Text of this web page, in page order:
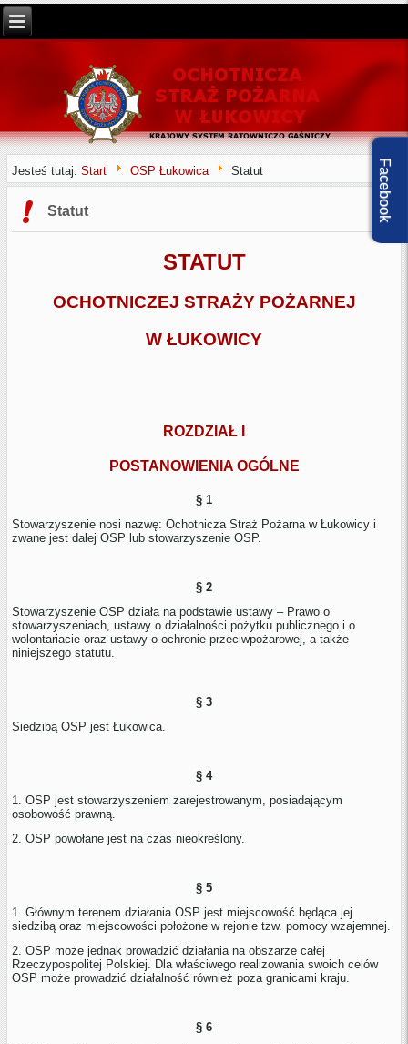
Jesteś tutaj:Start OSP Łukowica Statut
Statut
STATUT
OCHOTNICZEJ STRAŻY POŻARNEJ
W ŁUKOWICY
ROZDZIAŁ I
POSTANOWIENIA OGÓLNE
§ 1
Stowarzyszenie nosi nazwę: Ochotnicza Straż Pożarna w Łukowicy i
zwane jest dalej OSP lub stowarzyszenie OSP.
§ 2
Stowarzyszenie OSP działa na podstawie ustawy – Prawo o
stowarzyszeniach, ustawy o działalności pożytku publicznego i o
wolontariacie oraz ustawy o ochronie przeciwpożarowej, a także
niniejszego statutu.
§ 3
Siedzibą OSP jest Łukowica.
§ 4
1. OSP jest stowarzyszeniem zarejestrowanym, posiadającym
osobowość prawną.
2. OSP powołane jest na czas nieokreślony.
§ 5
1. Głównym terenem działania OSP jest miejscowość będąca jej
siedzibą oraz miejscowości położone w rejonie tzw. pomocy wzajemnej.
2. OSP może jednak prowadzić działania na obszarze całej
Rzeczypospolitej Polskiej. Dla właściwego realizowania swoich celów
OSP może prowadzić działalność również poza granicami kraju.
§ 6
Facebook